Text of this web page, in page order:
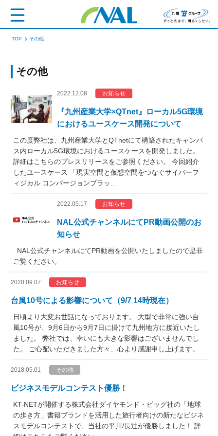
TOP その他
その他
2022.12.08 お知らせ
『九州産業大学×QTnet』ローカル5G環境
におけるユースケース開発について
この度弊社は、九州産業大学とQTnetにて構築されたキャンパ
ス内ローカル5G環境におけるユースケースを開発しました。
詳細はこちらのプレスリリースをご参照ください。 今回紹介
したユースケース 「現実空間と仮想空間をつなぐサイバーフ
ィジカル コンバージョンプラッ…
2022.05.17 お知らせ
NAL公式チャンネルにてPR動画公開のお
知らせ
NAL公式チャンネルにてPR動画を公開いたしましたので是非
ご覧ください。
2020.09.07 お知らせ
台風10号による影響について（9/7 14時現在）
日頃より大変お世話になっております。 大型で非常に強い台
風10号が、9月6日から9月7日に掛けて九州地方に接近いたし
ました。 弊社では、幸いにも大きな影響はございませんでし
た。 ご心配いただきました方々、心より感謝申し上げます。
2018.05.01 その他
ビジネスモデルコンテスト優勝！
KT-NETが開催する株式会社ダイヤモンド・ビッグ社の「地球
の歩き方」書籍ブランドを活用した旅行者向けの新たなビジネ
スモデルコンテストで、当社の平川/長辻が優勝しました！ 詳